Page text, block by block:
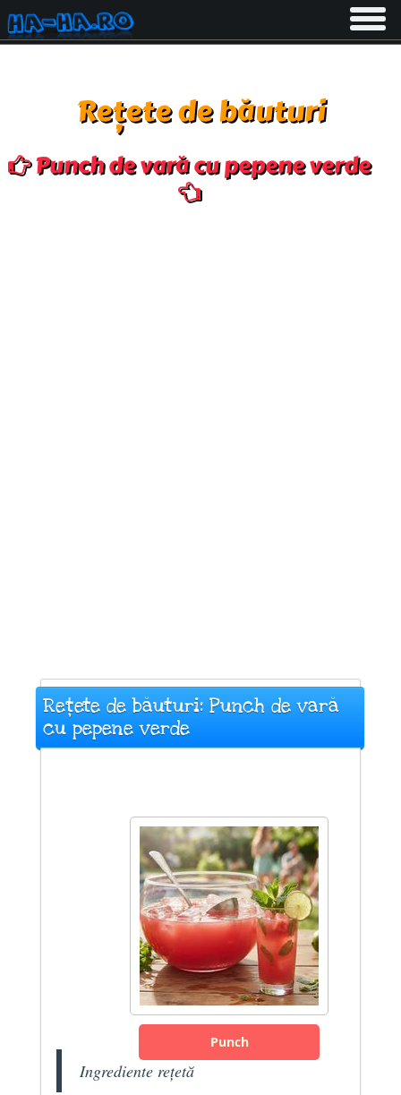
Toggle
Rețete de băuturi
Punch de vară cu pepene verde
Rețete de băuturi: Punch de vară
cu pepene verde
Punch
Ingrediente rețetă